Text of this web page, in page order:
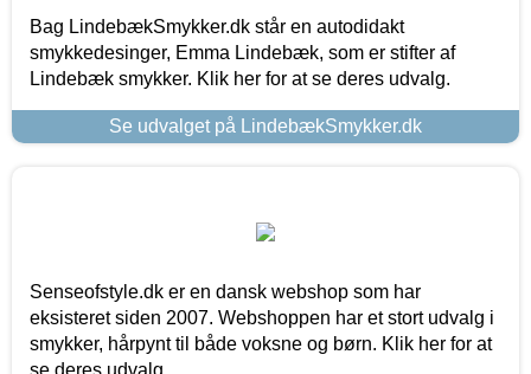
Bag LindebækSmykker.dk står en autodidakt
smykkedesinger, Emma Lindebæk, som er stifter af
Lindebæk smykker. Klik her for at se deres udvalg.
Se udvalget på LindebækSmykker.dk
Senseofstyle.dk er en dansk webshop som har
eksisteret siden 2007. Webshoppen har et stort udvalg i
smykker, hårpynt til både voksne og børn. Klik her for at
se deres udvalg.